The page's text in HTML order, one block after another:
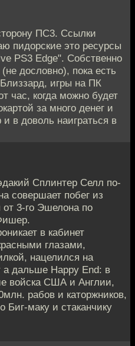
ПС3. Ссылки
пидорские это ресурсы
PS3 Edge". Собственно
дословно), пока есть
игры на ПК
час, когда можно будет
за много денег и
в доволь наиграться в
Сплинтер Селл по-
совершает побег из
от 3-го Эшелона по
в кабинет
глазами,
нацелился на
а дальше Happy End: в
войска США и Англии,
рабов и каторжников,
Биг-маку и стаканчику